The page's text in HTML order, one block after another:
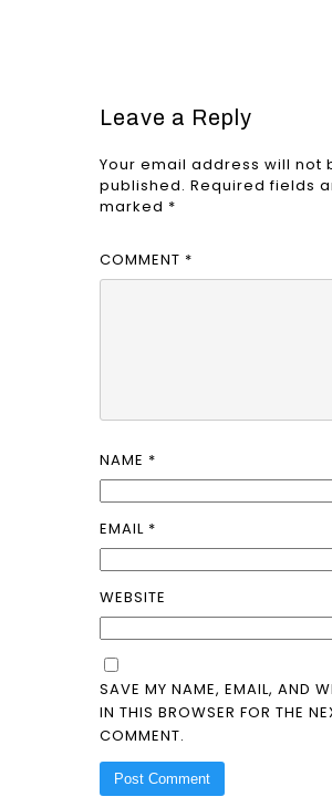
Leave a Reply
Your email address will not
published. Required fields
marked *
COMMENT *
NAME *
EMAIL *
WEBSITE
SAVE MY NAME, EMAIL, AND
IN THIS BROWSER FOR THE
COMMENT.